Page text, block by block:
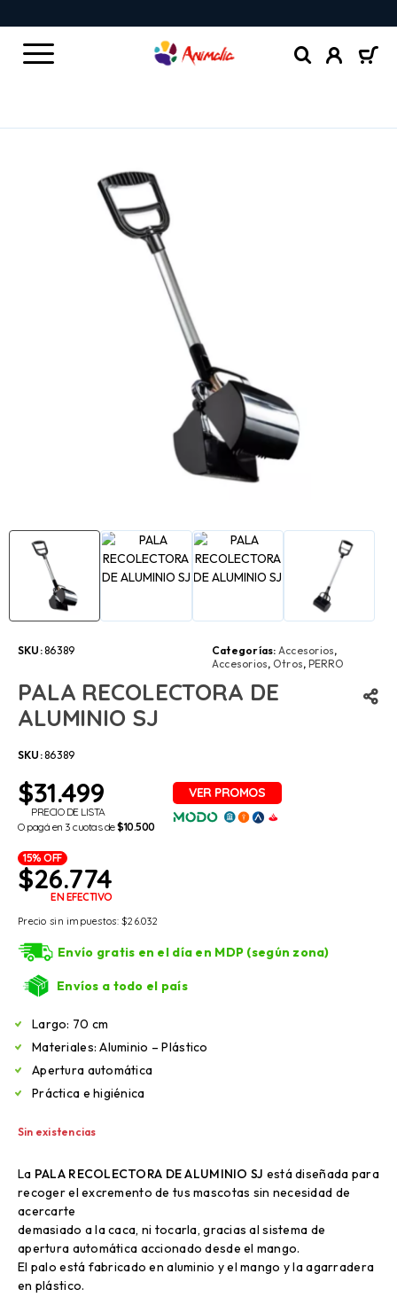
SKU:86389 Categorías: Accesorios,
Accesorios, Otros, PERRO
PALA RECOLECTORA DE
ALUMINIO SJ
SKU:86389
$31.499
PRECIO DE LISTA
O pagá en 3 cuotas de$10.500
15% OFF
$26.774
EN EFECTIVO
Precio sin impuestos:$26.032
Envío gratis en el día en MDP (según zona)
Envíos a todo el país
Largo: 70 cm
Materiales: Aluminio – Plástico
Apertura automática
Práctica e higiénica
Sin existencias
La PALA RECOLECTORA DE ALUMINIO SJ está diseñada para
recoger el excremento de tus mascotas sin necesidad de
acercarte
demasiado a la caca, ni tocarla, gracias al sistema de
apertura automática accionado desde el mango.
El palo está fabricado en aluminio y el mango y la agarradera
en plástico.